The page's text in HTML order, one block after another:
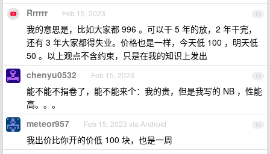
13
Rrrrrr Feb 15, 2023
我的意思是，比如大家都 996 。可以干 5 年的放，2 年干完，
还有 3 年大家都得失业。价格也是一样，今天低 100 ，明天低
50 。以上观点不含约束，只是在我的知识上发出
14
chenyu0532 Feb 15, 2023
能不能不捐卷了，能不能来个：我的贵，但是我写的 NB ，性能
高。。。
15
meteor957 Feb 15, 2023 via Android
我出价比你开的价低 100 块，也是一周